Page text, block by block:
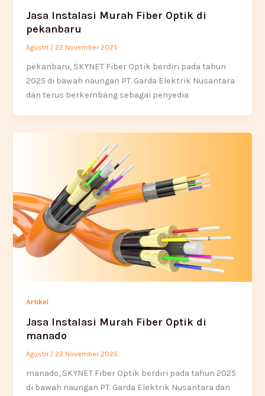
Jasa Instalasi Murah Fiber Optik di
pekanbaru
Agustri / 22 November 2025
pekanbaru, SKYNET Fiber Optik berdiri pada tahun
2025 di bawah naungan PT. Garda Elektrik Nusantara
dan terus berkembang sebagai penyedia
Artikel
Jasa Instalasi Murah Fiber Optik di
manado
Agustri / 22 November 2025
manado, SKYNET Fiber Optik berdiri pada tahun 2025
di bawah naungan PT. Garda Elektrik Nusantara dan